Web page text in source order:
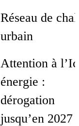
Réseau de
urbain
Attention à l’Ic
énergie :
dérogation
jusqu’en 2027